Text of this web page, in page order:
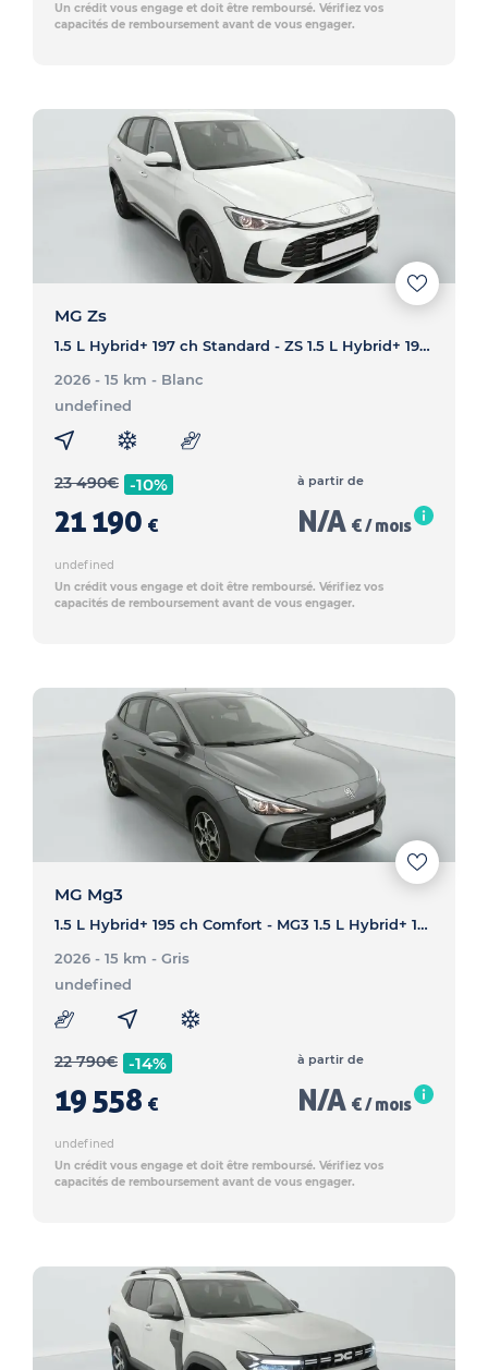
Un crédit vous engage et doit être remboursé. Vérifiez vos
capacités de remboursement avant de vous engager.
MG Zs
1.5 L Hybrid+ 197 ch Standard - ZS 1.5 L Hybrid+ 197 ch Standard
2026 - 15 km - Blanc
undefined
23 490€ -10%
21 190 €
à partir de
N/A € / mois
undefined
Un crédit vous engage et doit être remboursé. Vérifiez vos
capacités de remboursement avant de vous engager.
MG Mg3
1.5 L Hybrid+ 195 ch Comfort - MG3 1.5 L Hybrid+ 195 ch Comfort
2026 - 15 km - Gris
undefined
22 790€ -14%
19 558 €
à partir de
N/A € / mois
undefined
Un crédit vous engage et doit être remboursé. Vérifiez vos
capacités de remboursement avant de vous engager.